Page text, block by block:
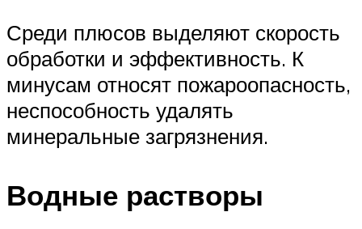
Среди плюсов выделяют скорость
обработки и эффективность. К
минусам относят пожароопасность,
неспособность удалять
минеральные загрязнения.
Водные растворы